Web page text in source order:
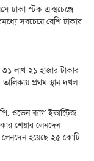
ঢাকা স্টক এক্সচেঞ্জে
সবচেয়ে বেশি টাকার
লাখ ২১ হাজার টাকার
প্রথম স্থান দখল
ওভেন ব্যাগ ইন্ডাস্ট্রিজ
শেয়ার লেনদেন
লেনদেন হয়েছে ২৫ কোটি